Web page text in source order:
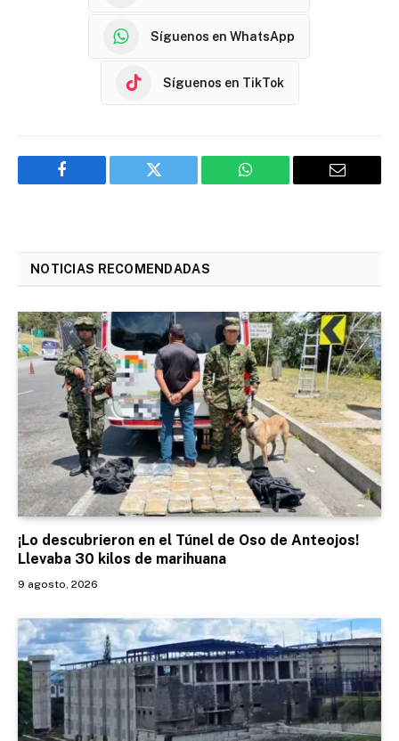
Síguenos en WhatsApp
Síguenos en TikTok
Facebook Twitter WhatsApp Email
NOTICIAS RECOMENDADAS
¡Lo descubrieron en el Túnel de Oso de Anteojos!
Llevaba 30 kilos de marihuana
9 agosto, 2026